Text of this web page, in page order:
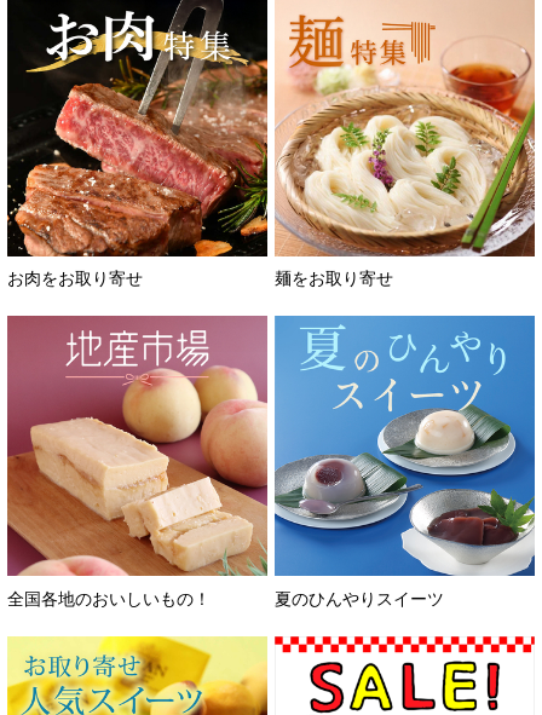
お肉をお取り寄せ 麺をお取り寄せ
全国各地のおいしいもの！ 夏のひんやりスイーツ
フード＆スイーツ
ビューティー
大丸・松坂屋のギフト
バレンタインチョコレート
ホワイトデー
母の日